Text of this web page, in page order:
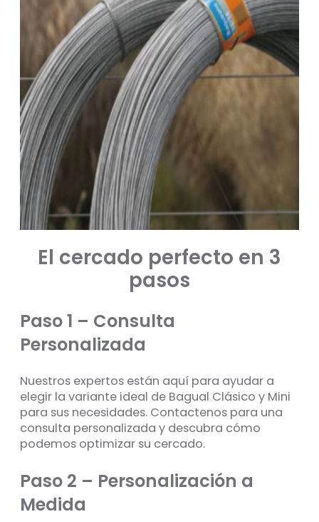
El cercado perfecto en 3
pasos
Paso 1 – Consulta
Personalizada
Nuestros expertos están aquí para ayudar a
elegir la variante ideal de Bagual Clásico y Mini
para sus necesidades. Contactenos para una
consulta personalizada y descubra cómo
podemos optimizar su cercado.
Paso 2 – Personalización a
Medida